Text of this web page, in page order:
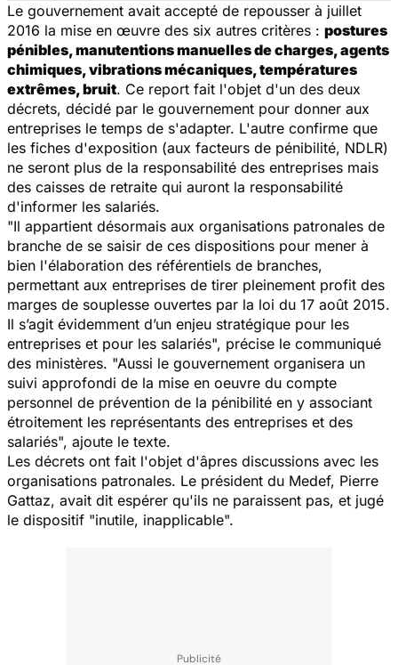
Le gouvernement avait accepté de repousser à juillet
2016 la mise en œuvre des six autres critères : postures
pénibles, manutentions manuelles de charges, agents
chimiques, vibrations mécaniques, températures
extrêmes, bruit. Ce report fait l'objet d'un des deux
décrets, décidé par le gouvernement pour donner aux
entreprises le temps de s'adapter. L'autre confirme que
les fiches d'exposition (aux facteurs de pénibilité, NDLR)
ne seront plus de la responsabilité des entreprises mais
des caisses de retraite qui auront la responsabilité
d'informer les salariés.
"Il appartient désormais aux organisations patronales de
branche de se saisir de ces dispositions pour mener à
bien l'élaboration des référentiels de branches,
permettant aux entreprises de tirer pleinement profit des
marges de souplesse ouvertes par la loi du 17 août 2015.
Il s’agit évidemment d’un enjeu stratégique pour les
entreprises et pour les salariés", précise le communiqué
des ministères. "Aussi le gouvernement organisera un
suivi approfondi de la mise en oeuvre du compte
personnel de prévention de la pénibilité en y associant
étroitement les représentants des entreprises et des
salariés", ajoute le texte.
Les décrets ont fait l'objet d'âpres discussions avec les
organisations patronales. Le président du Medef, Pierre
Gattaz, avait dit espérer qu'ils ne paraissent pas, et jugé
le dispositif "inutile, inapplicable".